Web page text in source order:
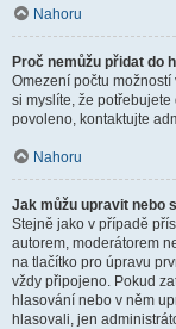
Nahoru
Proč nemůžu přidat do
Omezení počtu
si myslíte, že
povoleno, kontaktujte
Nahoru
Jak můžu upravit nebo
Stejně jako v případě
autorem, moderátorem
na tlačítko pro úpravu
vždy připojeno. Pokud
hlasování nebo v něm
hlasovali, jen